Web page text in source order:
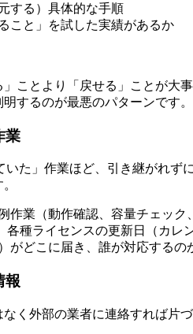
する）具体的な手順
こと」を試した実績があるか
ことより「戻せる」ことが大
するのが最悪のパターンです。
業
いた」作業ほど、引き継がれ
作業（動作確認、容量チェック
各種ライセンスの更新日（カレ
がどこに届き、誰が対応するの
報
なく外部の業者に連絡すれば片